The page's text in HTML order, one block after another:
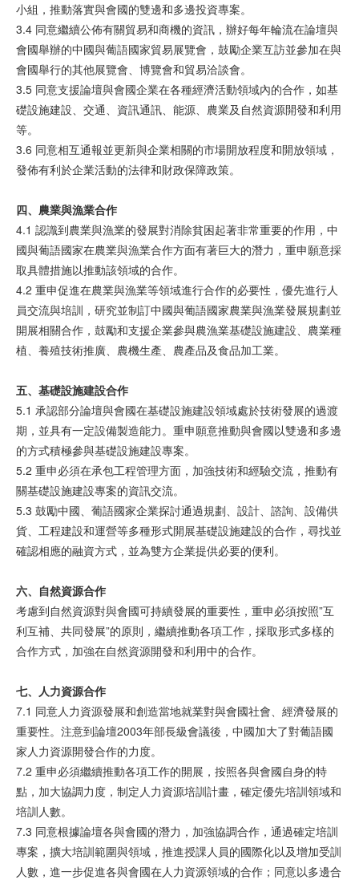
小組，推動落實與會國的雙邊和多邊投資專案。
3.4 同意繼續公佈有關貿易和商機的資訊，辦好每年輪流在論壇與
會國舉辦的中國與葡語國家貿易展覽會，鼓勵企業互訪並參加在與
會國舉行的其他展覽會、博覽會和貿易洽談會。
3.5 同意支援論壇與會國企業在各種經濟活動領域內的合作，如基
礎設施建設、交通、資訊通訊、能源、農業及自然資源開發和利用
等。
3.6 同意相互通報並更新與企業相關的市場開放程度和開放領域，
發佈有利於企業活動的法律和財政保障政策。
四、 農業與漁業合作
4.1 認識到農業與漁業的發展對消除貧困起著非常重要的作用，中
國與葡語國家在農業與漁業合作方面有著巨大的潛力，重申願意採
取具體措施以推動該領域的合作。
4.2 重申促進在農業與漁業等領域進行合作的必要性，優先進行人
員交流與培訓，研究並制訂中國與葡語國家農業與漁業發展規劃並
開展相關合作，鼓勵和支援企業參與農漁業基礎設施建設、農業種
植、養殖技術推廣、農機生產、農產品及食品加工業。
五、基礎設施建設合作
5.1 承認部分論壇與會國在基礎設施建設領域處於技術發展的過渡
期，並具有一定設備製造能力。重申願意推動與會國以雙邊和多邊
的方式積極參與基礎設施建設專案。
5.2 重申必須在承包工程管理方面，加強技術和經驗交流，推動有
關基礎設施建設專案的資訊交流。
5.3 鼓勵中國、葡語國家企業探討通過規劃、設計、諮詢、設備供
貨、工程建設和運營等多種形式開展基礎設施建設的合作，尋找並
確認相應的融資方式，並為雙方企業提供必要的便利。
六、自然資源合作
考慮到自然資源對與會國可持續發展的重要性，重申必須按照”互
利互補、共同發展”的原則，繼續推動各項工作，採取形式多樣的
合作方式，加強在自然資源開發和利用中的合作。
七、人力資源合作
7.1 同意人力資源發展和創造當地就業對與會國社會、經濟發展的
重要性。注意到論壇2003年部長級會議後，中國加大了對葡語國
家人力資源開發合作的力度。
7.2 重申必須繼續推動各項工作的開展，按照各與會國自身的特
點，加大協調力度，制定人力資源培訓計畫，確定優先培訓領域和
培訓人數。
7.3 同意根據論壇各與會國的潛力，加強協調合作，通過確定培訓
專案，擴大培訓範圍與領域，推進授課人員的國際化以及增加受訓
人數，進一步促進各與會國在人力資源領域的合作；同意以多邊合